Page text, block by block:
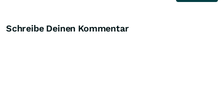
Schreibe Deinen Kommentar